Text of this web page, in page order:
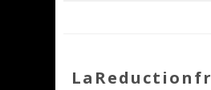
LaReductionfr